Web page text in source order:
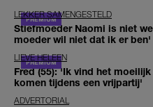
LEKKER SAMENGESTELD
Stiefmoeder Naomi is niet
moeder wil niet dat ik er ben'
LIEVE HELEEN
Fred (55): 'Ik vind het
komen tijdens een vrijpartij'
ADVERTORIAL